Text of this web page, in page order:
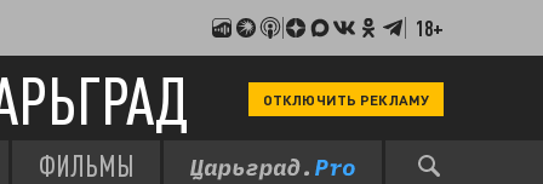
18+
ОТКЛЮЧИТЬ РЕКЛАМУ
ФИЛЬМЫ